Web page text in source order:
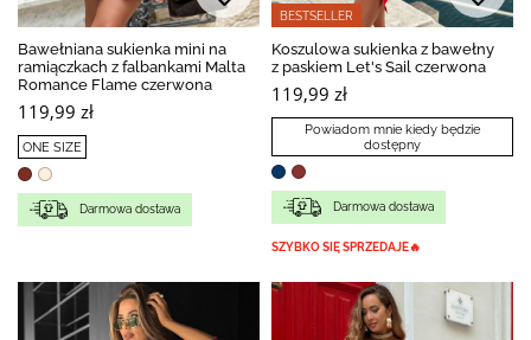
Bawełniana sukienka mini na
ramiączkach z falbankami Malta
Romance Flame czerwona
119,99 zł
ONE SIZE
Darmowa dostawa
BESTSELLER
Koszulowa sukienka z bawełny
z paskiem Let's Sail czerwona
119,99 zł
Powiadom mnie kiedy będzie
dostępny
Darmowa dostawa
SZYBKO SIĘ SPRZEDAJE🔥